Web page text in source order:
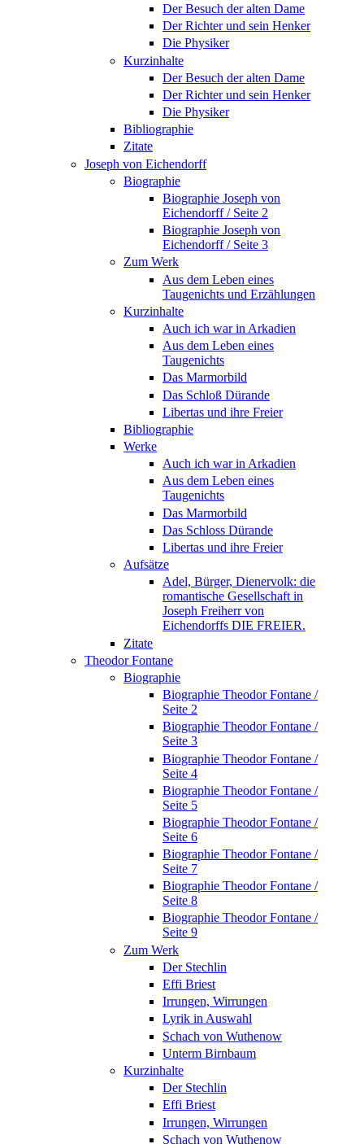
Der Besuch der alten Dame
Der Richter und sein Henker
Die Physiker
Kurzinhalte
Der Besuch der alten Dame
Der Richter und sein Henker
Die Physiker
Bibliographie
Zitate
Joseph von Eichendorff
Biographie
Biographie Joseph von
Eichendorff / Seite 2
Biographie Joseph von
Eichendorff / Seite 3
Zum Werk
Aus dem Leben eines
Taugenichts und Erzählungen
Kurzinhalte
Auch ich war in Arkadien
Aus dem Leben eines
Taugenichts
Das Marmorbild
Das Schloß Dürande
Libertas und ihre Freier
Bibliographie
Werke
Auch ich war in Arkadien
Aus dem Leben eines
Taugenichts
Das Marmorbild
Das Schloss Dürande
Libertas und ihre Freier
Aufsätze
Adel, Bürger, Dienervolk: die
romantische Gesellschaft in
Joseph Freiherr von
Eichendorffs DIE FREIER.
Zitate
Theodor Fontane
Biographie
Biographie Theodor Fontane /
Seite 2
Biographie Theodor Fontane /
Seite 3
Biographie Theodor Fontane /
Seite 4
Biographie Theodor Fontane /
Seite 5
Biographie Theodor Fontane /
Seite 6
Biographie Theodor Fontane /
Seite 7
Biographie Theodor Fontane /
Seite 8
Biographie Theodor Fontane /
Seite 9
Zum Werk
Der Stechlin
Effi Briest
Irrungen, Wirrungen
Lyrik in Auswahl
Schach von Wuthenow
Unterm Birnbaum
Kurzinhalte
Der Stechlin
Effi Briest
Irrungen, Wirrungen
Schach von Wuthenow